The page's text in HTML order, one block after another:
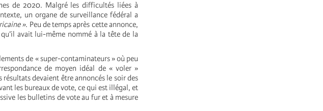
de 2020. Malgré les difficultés liées à
un organe de surveillance fédéral a
». Peu de temps après cette annonce,
avait lui-même nommé à la tête de la
de « super-contaminateurs » où peu
de moyen idéal de « voler »
devaient être annoncés le soir des
les bureaux de vote, ce qui est illégal, et
les bulletins de vote au fur et à mesure